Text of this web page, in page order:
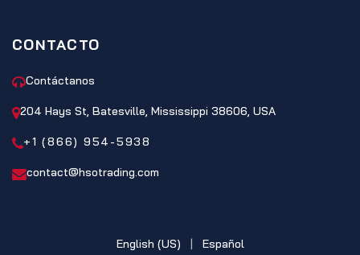
CONTACTO
Contáctanos
204 Hays St, Batesville, Mississippi 38606, USA
+1 (866) 954-5938
contact@hsotrading.com
English (US) Español